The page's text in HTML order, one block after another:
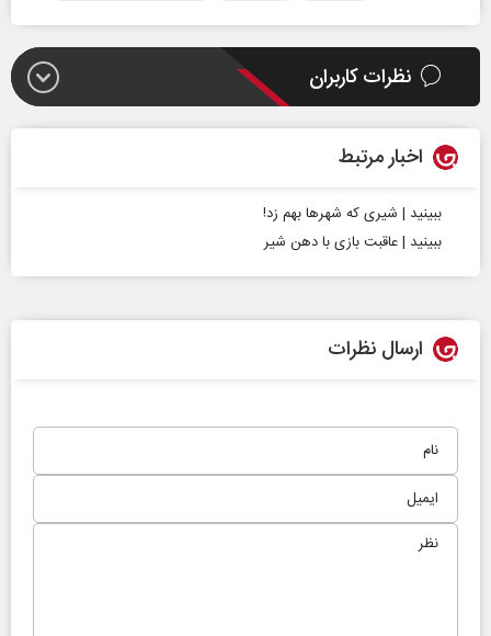
نظرات کاربران
اخبار مرتبط
ببینید | شیری که شهرها بهم زد!
ببینید | عاقبت بازی با دهن شیر
ارسال نظرات